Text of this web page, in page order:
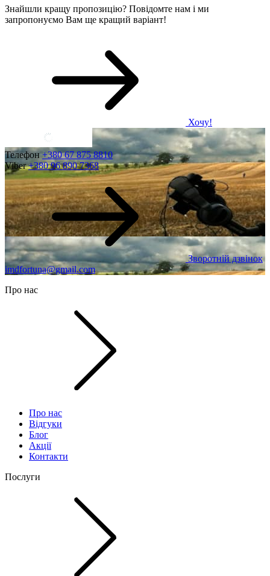
Знайшли кращу пропозицію? Повідомте нам і ми
запропонуємо Вам ще кращий варіант!
Хочу!
Телефон+380 67 875 8810
Viber+380 96 890 7368
Зворотній дзвінок
imdfortuna@gmail.com
Про нас
Про нас
Відгуки
Блог
Акції
Контакти
Послуги